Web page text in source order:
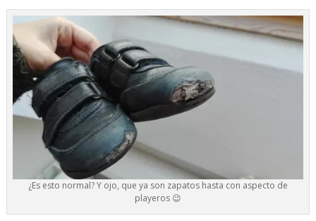
¿Es esto normal? Y ojo, que ya son zapatos hasta con aspecto de
playeros 😉